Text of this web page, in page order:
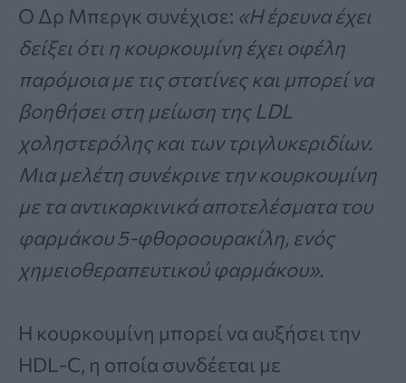
Ο Δρ Μπεργκ συνέχισε: «Η έρευνα έχει
δείξει ότι η κουρκουμίνη έχει οφέλη
παρόμοια με τις στατίνες και μπορεί να
βοηθήσει στη μείωση της LDL
χοληστερόλης και των τριγλυκεριδίων.
Μια μελέτη συνέκρινε την κουρκουμίνη
με τα αντικαρκινικά αποτελέσματα του
φαρμάκου 5-φθοροουρακίλη, ενός
χημειοθεραπευτικού φαρμάκου».
Η κουρκουμίνη μπορεί να αυξήσει την
HDL-C, η οποία συνδέεται με